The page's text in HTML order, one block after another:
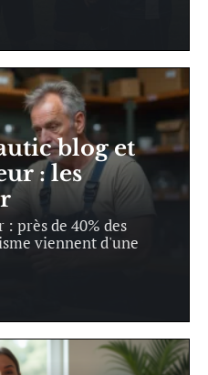
blog et
: les
près de 40% des
viennent d'une